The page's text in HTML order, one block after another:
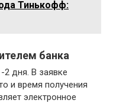
Тинькофф:
банка
2 дня. В заявке
и время получения
электронное